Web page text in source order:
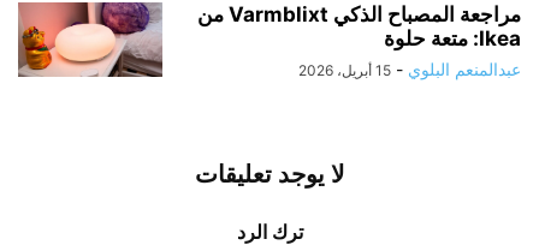
مراجعة المصباح الذكي Varmblixt من
Ikea: متعة حلوة
عبدالمنعم البلوي - 15 أبريل، 2026
لا يوجد تعليقات
ترك الرد